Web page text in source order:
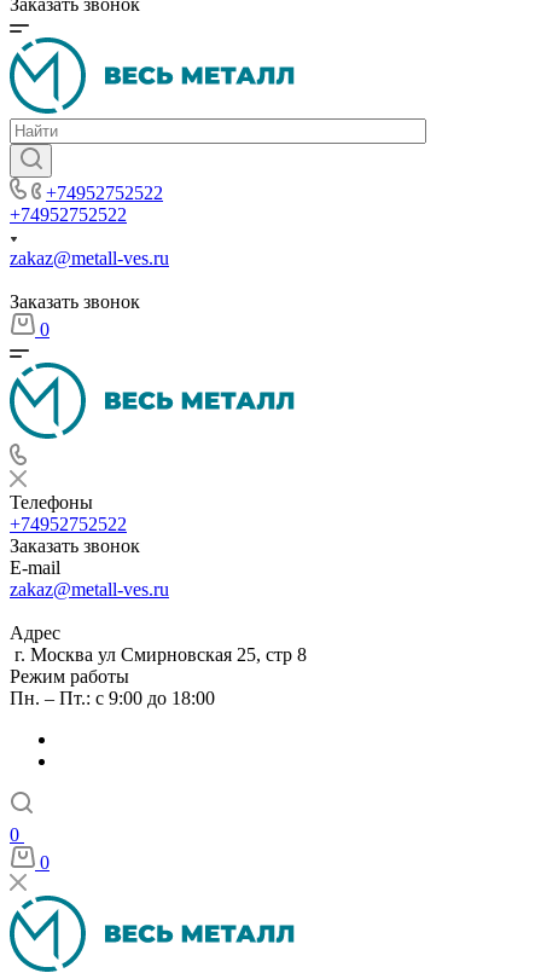
Заказать звонок
+74952752522
+74952752522
zakaz@metall-ves.ru
Заказать звонок
0
Телефоны
+74952752522
Заказать звонок
E-mail
zakaz@metall-ves.ru
Адрес
г. Москва ул Смирновская 25, стр 8
Режим работы
Пн. – Пт.: с 9:00 до 18:00
0
0